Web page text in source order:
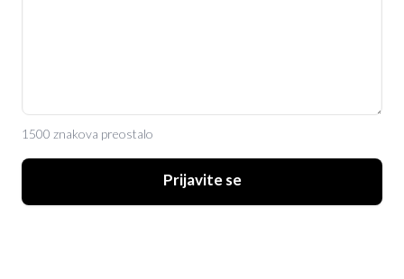
1500 znakova preostalo
Prijavite se